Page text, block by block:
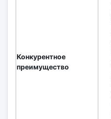
Конкурентное
преимущество